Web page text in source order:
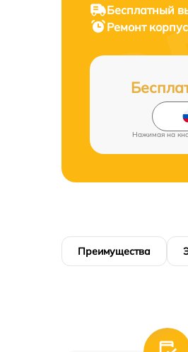
Бесплатный
Ремонт
Нажимая на
Преимущества